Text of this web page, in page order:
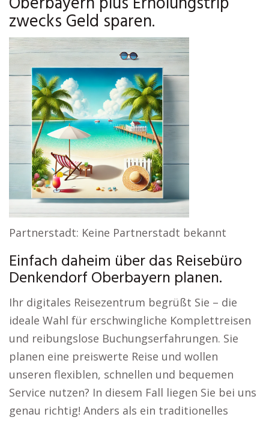
zwecks Geld sparen.
Partnerstadt: Keine Partnerstadt bekannt
Einfach daheim über das Reisebüro
Denkendorf Oberbayern planen.
Ihr digitales Reisezentrum begrüßt Sie – die
ideale Wahl für erschwingliche Komplettreisen
und reibungslose Buchungserfahrungen. Sie
planen eine preiswerte Reise und wollen
unseren flexiblen, schnellen und bequemen
Service nutzen? In diesem Fall liegen Sie bei uns
genau richtig! Anders als ein traditionelles